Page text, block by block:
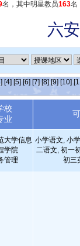
名，其中明星教员163名
六
[4] [5] [6] [7] [8] [9] [10]
校
业
大学信息
学院
管理
小学语文, 小
二语文, 初一
初三